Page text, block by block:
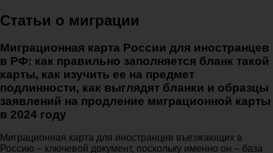
Статьи о миграции
Миграционная карта России для иностранцев
в РФ: как правильно заполняется бланк такой
карты, как изучить ее на предмет
подлинности, как выглядят бланки и образцы
заявлений на продление миграционной карты
в 2024 году
Миграционная карта для иностранцев въезжающих в
Россию – ключевой документ, поскольку именно он – база